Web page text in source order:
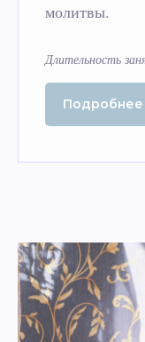
молитвы.
Длительность
Подробнее